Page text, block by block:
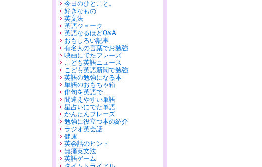
今日のひとこと。
好きなもの
英文法
英語ジョーク
英語なるほどQ&A
おもしろい記事
有名人の言葉でお勉強
映画にでたフレーズ
こども英語ニュース
こども英語新聞で勉強
英語の勉強になる本
単語のおもちゃ箱
俳句を英語で
間違えやすい単語
星占いにでた単語
かんたんフレーズ
勉強に役立つ本の紹介
ラジオ英会話
健康
英会話のヒント
無痛英文法
英語ゲーム